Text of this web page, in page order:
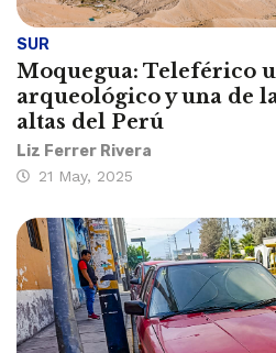
SUR
Moquegua: Teleférico
arqueológico y una de
altas del Perú
Liz Ferrer Rivera
21 May, 2025